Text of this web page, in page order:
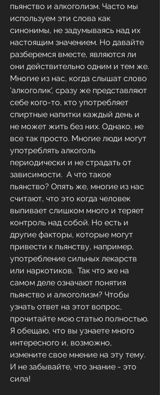
пьянство и алкоголизм. Часто мы
используем эти слова как
синонимы, не задумываясь над их
настоящим значением. Но давайте
разберемся вместе, являются ли
они действительно одним и тем же.
Многие из нас, когда слышат слово
'алкоголик', сразу же представляют
себе кого-то, кто употребляет
спиртные напитки каждый день и
не может жить без них. Однако, не
все так просто. Многие люди могут
употреблять алкоголь
периодически и не страдать от
зависимости.  А что такое
пьянство? Опять же, многие из нас
считают, что это когда человек
выпивает слишком много и теряет
контроль над собой. Но есть и
другие факторы, которые могут
привести к пьянству, например,
употребление сильных лекарств
или наркотиков.  Так что же на
самом деле означают понятия
пьянство и алкоголизм? Чтобы
узнать ответ на этот вопрос,
прочитайте мою статью полностью.
Я обещаю, что вы узнаете много
интересного и, возможно,
измените свое мнение на эту тему.
И не забывайте, что знание - это
сила!